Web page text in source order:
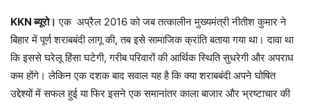
KKN ब्यूरो। एक अप्रैल 2016 को जब तत्कालीन मुख्यमंत्री नीतीश कुमार ने
बिहार में पूर्ण शराबबंदी लागू की, तब इसे सामाजिक क्रांति बताया गया था। दावा था
कि इससे घरेलू हिंसा घटेगी, गरीब परिवारों की आर्थिक स्थिति सुधरेगी और अपराध
कम होंगे। लेकिन एक दशक बाद सवाल यह है कि क्या शराबबंदी अपने घोषित
उद्देश्यों में सफल हुई या फिर इसने एक समानांतर काला बाजार और भ्रष्टाचार की